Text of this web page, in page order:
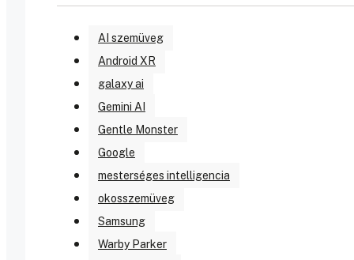
AI szemüveg
Android XR
galaxy ai
Gemini AI
Gentle Monster
Google
mesterséges intelligencia
okosszemüveg
Samsung
Warby Parker